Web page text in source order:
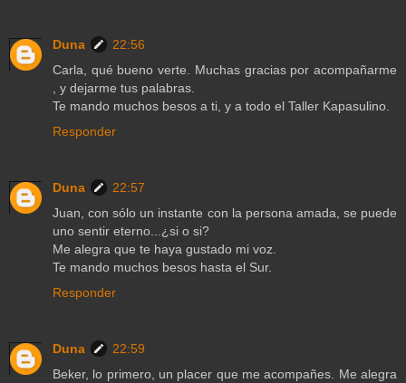
Duna
22:56
Carla, qué bueno verte. Muchas gracias por acompañarme
, y dejarme tus palabras.
Te mando muchos besos a ti, y a todo el Taller Kapasulino.
Responder
Duna
22:57
Juan, con sólo un instante con la persona amada, se puede
uno sentir eterno...¿si o si?
Me alegra que te haya gustado mi voz.
Te mando muchos besos hasta el Sur.
Responder
Duna
22:59
Beker, lo primero, un placer que me acompañes. Me alegra